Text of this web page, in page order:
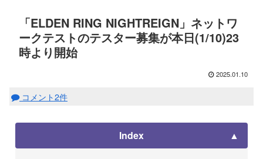
「ELDEN RING NIGHTREIGN」ネットワ
ークテストのテスター募集が本日(1/10)23
時より開始
2025.01.10
コメント2件
Index